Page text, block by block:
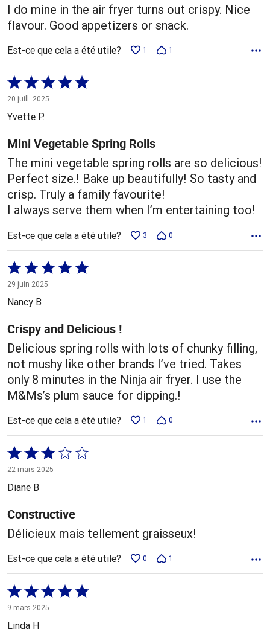
I do mine in the air fryer turns out crispy. Nice
flavour. Good appetizers or snack.
Est-ce que cela a été utile? 1 1
Coté
5 sur
5
20 juill. 2025
Yvette P.
Mini Vegetable Spring Rolls
The mini vegetable spring rolls are so delicious!
Perfect size.! Bake up beautifully! So tasty and
crisp. Truly a family favourite!
I always serve them when I’m entertaining too!
Est-ce que cela a été utile? 3 0
Coté
5 sur
5
29 juin 2025
Nancy B
Crispy and Delicious !
Delicious spring rolls with lots of chunky filling,
not mushy like other brands I’ve tried. Takes
only 8 minutes in the Ninja air fryer. I use the
M&Ms’s plum sauce for dipping.!
Est-ce que cela a été utile? 1 0
Coté
3 sur
5
22 mars 2025
Diane B
Constructive
Délicieux mais tellement graisseux!
Est-ce que cela a été utile? 0 1
Coté
5 sur
5
9 mars 2025
Linda H